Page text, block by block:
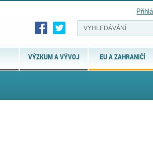
VÝZKUM A VÝVOJ EU A ZAHRANIČÍ